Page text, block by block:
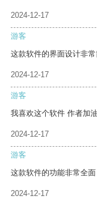
2024-12-17
游客
这款软件的界面设计非常
2024-12-17
游客
我喜欢这个软件 作者加油
2024-12-17
游客
这款软件的功能非常全面
2024-12-17